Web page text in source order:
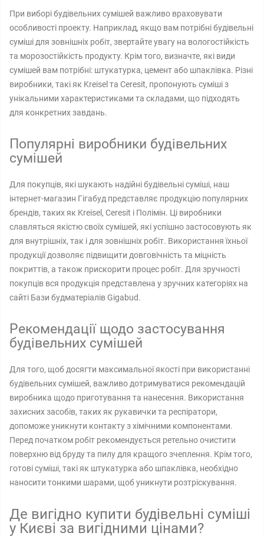
При виборі будівельних сумішей важливо враховувати
особливості проекту. Наприклад, якщо вам потрібні будівельні
суміші для зовнішніх робіт, звертайте увагу на вологостійкість
та морозостійкість продукту. Крім того, визначте, які види
сумішей вам потрібні: штукатурка, цемент або шпаклівка. Різні
виробники, такі як Kreisel та Ceresit, пропонують суміші з
унікальними характеристиками та складами, що підходять
для конкретних завдань.
Популярні виробники будівельних
сумішей
Для покупців, які шукають надійні будівельні суміші, наш
інтернет-магазин Гігабуд представляє продукцію популярних
брендів, таких як Kreisel, Ceresit і Полімін. Ці виробники
славляться якістю своїх сумішей, які успішно застосовують як
для внутрішніх, так і для зовнішніх робіт. Використання їхньої
продукції дозволяє підвищити довговічність та міцність
покриттів, а також прискорити процес робіт. Для зручності
покупців вся продукція представлена ​​у зручних категоріях на
сайті Бази будматеріалів Gigabud.
Рекомендації щодо застосування
будівельних сумішей
Для того, щоб досягти максимальної якості при використанні
будівельних сумішей, важливо дотримуватися рекомендацій
виробника щодо приготування та нанесення. Використання
захисних засобів, таких як рукавички та респіратори,
допоможе уникнути контакту з хімічними компонентами.
Перед початком робіт рекомендується ретельно очистити
поверхню від бруду та пилу для кращого зчеплення. Крім того,
готові суміші, такі як штукатурка або шпаклівка, необхідно
наносити тонкими шарами, щоб уникнути розтріскування.
Де вигідно купити будівельні суміші
у Києві за вигідними цінами?